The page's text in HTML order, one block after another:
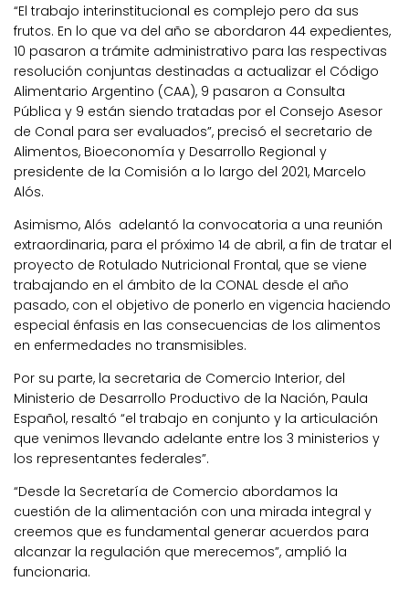
“El trabajo interinstitucional es complejo pero da sus
frutos. En lo que va del año se abordaron 44 expedientes,
10 pasaron a trámite administrativo para las respectivas
resolución conjuntas destinadas a actualizar el Código
Alimentario Argentino (CAA), 9 pasaron a Consulta
Pública y 9 están siendo tratadas por el Consejo Asesor
de Conal para ser evaluados”, precisó el secretario de
Alimentos, Bioeconomía y Desarrollo Regional y
presidente de la Comisión a lo largo del 2021, Marcelo
Alós.
Asimismo, Alós adelantó la convocatoria a una reunión
extraordinaria, para el próximo 14 de abril, a fin de tratar el
proyecto de Rotulado Nutricional Frontal, que se viene
trabajando en el ámbito de la CONAL desde el año
pasado, con el objetivo de ponerlo en vigencia haciendo
especial énfasis en las consecuencias de los alimentos
en enfermedades no transmisibles.
Por su parte, la secretaria de Comercio Interior, del
Ministerio de Desarrollo Productivo de la Nación, Paula
Español, resaltó “el trabajo en conjunto y la articulación
que venimos llevando adelante entre los 3 ministerios y
los representantes federales”.
“Desde la Secretaría de Comercio abordamos la
cuestión de la alimentación con una mirada integral y
creemos que es fundamental generar acuerdos para
alcanzar la regulación que merecemos”, amplió la
funcionaria.